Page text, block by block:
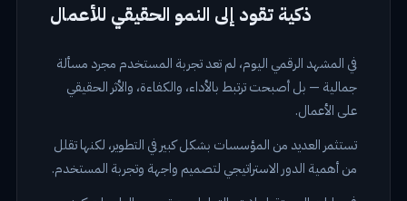
ذكية تقود إلى النمو الحقيقي للأعمال
في المشهد الرقمي اليوم، لم تعد تجربة المستخدم مجرد مسألة
جمالية — بل أصبحت ترتبط بالأداء، والكفاءة، والأثر الحقيقي
على الأعمال.
تستثمر العديد من المؤسسات بشكل كبير في التطوير، لكنها تقلل
من أهمية الدور الاستراتيجي لتصميم واجهة وتجربة المستخدم.